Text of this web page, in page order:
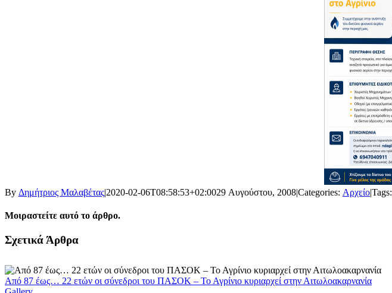
By Δημήτριος Μαλαβέτας|2020-02-06T08:58:53+02:0029 Αυγούστου, 2008|Categories: Αρχείο|Tags:
Μοιραστείτε αυτό το άρθρο.
Facebook
X
LinkedIn
WhatsApp
Email
Σχετικά Άρθρα
Από 87 έως… 22 ετών οι σύνεδροι του ΠΑΣΟΚ – Το Αγρίνιο κυριαρχεί στην Αιτωλοακαρνανία